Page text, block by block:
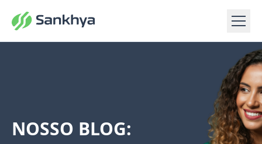
NOSSO BLOG: